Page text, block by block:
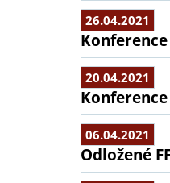
26.04.2021
20.04.2021
06.04.2021
Odložené